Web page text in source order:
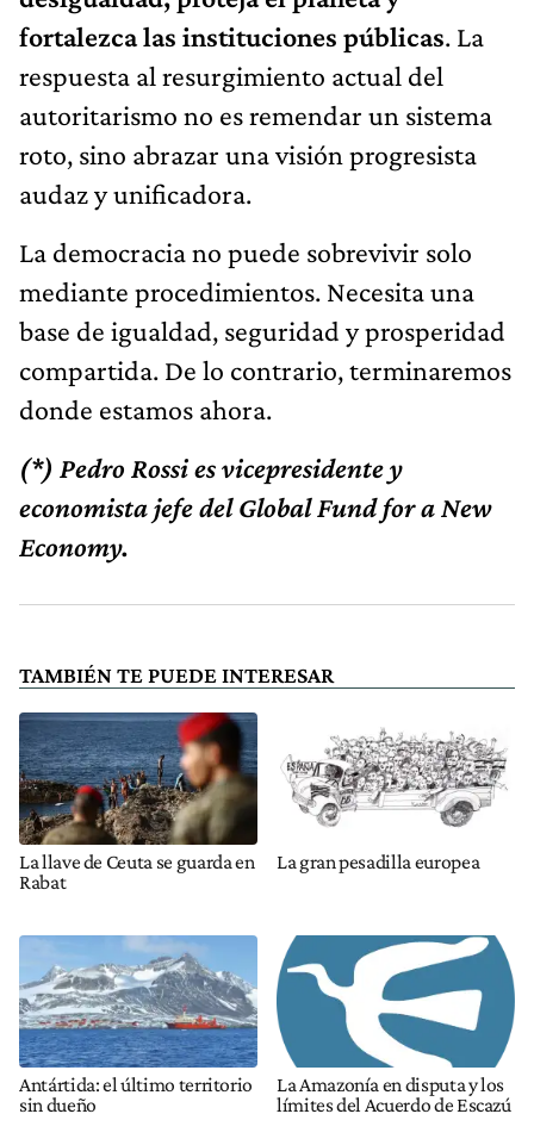
fortalezca las instituciones públicas. La
respuesta al resurgimiento actual del
autoritarismo no es remendar un sistema
roto, sino abrazar una visión progresista
audaz y unificadora.
La democracia no puede sobrevivir solo
mediante procedimientos. Necesita una
base de igualdad, seguridad y prosperidad
compartida. De lo contrario, terminaremos
donde estamos ahora.
(*) Pedro Rossi es vicepresidente y
economista jefe del Global Fund for a New
Economy.
TAMBIÉN TE PUEDE INTERESAR
La llave de Ceuta se guarda en
Rabat
La gran pesadilla europea
Antártida: el último territorio
sin dueño
La Amazonía en disputa y los
límites del Acuerdo de Escazú